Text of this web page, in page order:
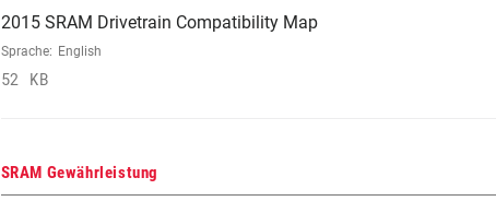
2015 SRAM Drivetrain Compatibility Map
Sprache: English
52 KB
SRAM Gewährleistung